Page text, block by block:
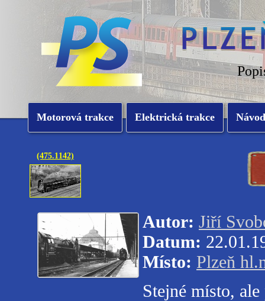
Motorová trakce Elektrická trakce
(475.1142)
Autor: Jiří
Datum:
Místo: Plzeň
Stejné místo,